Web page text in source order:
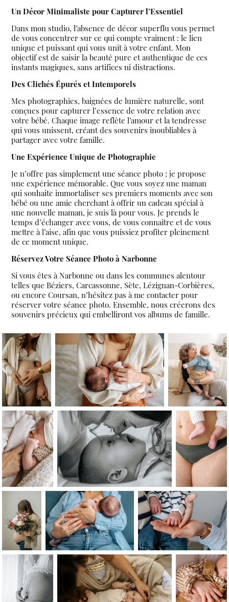
Un Décor Minimaliste pour Capturer l’Essentiel
Dans mon studio, l’absence de décor superflu vous permet
de vous concentrer sur ce qui compte vraiment : le lien
unique et puissant qui vous unit à votre enfant. Mon
objectif est de saisir la beauté pure et authentique de ces
instants magiques, sans artifices ni distractions.
Des Clichés Épurés et Intemporels
Mes photographies, baignées de lumière naturelle, sont
conçues pour capturer l’essence de votre relation avec
votre bébé. Chaque image reflète l’amour et la tendresse
qui vous unissent, créant des souvenirs inoubliables à
partager avec votre famille.
Une Expérience Unique de Photographie
Je n’offre pas simplement une séance photo ; je propose
une expérience mémorable. Que vous soyez une maman
qui souhaite immortaliser ses premiers moments avec son
bébé ou une amie cherchant à offrir un cadeau spécial à
une nouvelle maman, je suis là pour vous. Je prends le
temps d’échanger avec vous, de vous connaître et de vous
mettre à l’aise, afin que vous puissiez profiter pleinement
de ce moment unique.
Réservez Votre Séance Photo à Narbonne
Si vous êtes à Narbonne ou dans les communes alentour
telles que Béziers, Carcassonne, Sète, Lézignan-Corbières,
ou encore Coursan, n’hésitez pas à me contacter pour
réserver votre séance photo. Ensemble, nous créerons des
souvenirs précieux qui embelliront vos albums de famille.​​​​​​​